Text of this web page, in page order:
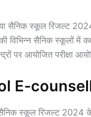
सैनिक स्कूल रिजल्ट
विभिन्न सैनिक स्कूलों में
पर आयोजित परीक्षा
E-
स्कूल रिजल्ट 2024 के